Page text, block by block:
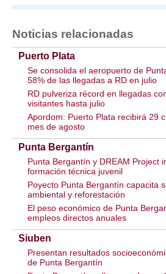
Noticias relacionadas
Puerto Plata
Se consolida el aeropuerto de
58% de las llegadas a RD en julio
RD pulveriza récord en llegadas
visitantes hasta julio
Apordom: Puerto Plata recibirá 29
mes de agosto
Punta Bergantín
Punta Bergantín y DREAM Project
formación técnica juvenil
Poyecto Punta Bergantín capacita
ambiental y reforestación
El peso económico de Punta
empleos directos anuales
Siuben
Presentan resultados
de Punta Bergantín